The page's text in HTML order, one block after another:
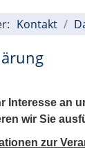
Kontakt
Interesse an
wir Sie
zur